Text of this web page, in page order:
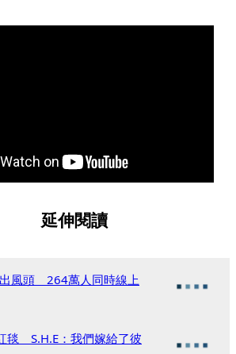
延伸閱讀
出風頭 264萬人同時線上
毯 S.H.E：我們嫁給了彼